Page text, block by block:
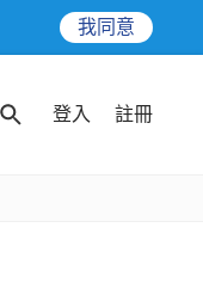
我同意
登入 註冊